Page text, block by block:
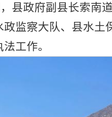
县政府副县长索南
政监察大队、县水土
工作。